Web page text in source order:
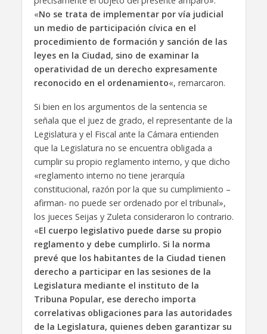
«No se trata de implementar por vía judicial
un medio de participación cívica en el
procedimiento de formación y sanción de las
leyes en la Ciudad, sino de examinar la
operatividad de un derecho expresamente
reconocido en el ordenamiento«, remarcaron.
Si bien en los argumentos de la sentencia se
señala que el juez de grado, el representante de la
Legislatura y el Fiscal ante la Cámara entienden
que la Legislatura no se encuentra obligada a
cumplir su propio reglamento interno, y que dicho
«reglamento interno no tiene jerarquía
constitucional, razón por la que su cumplimiento –
afirman- no puede ser ordenado por el tribunal»,
los jueces Seijas y Zuleta consideraron lo contrario.
«El cuerpo legislativo puede darse su propio
reglamento y debe cumplirlo. Si la norma
prevé que los habitantes de la Ciudad tienen
derecho a participar en las sesiones de la
Legislatura mediante el instituto de la
Tribuna Popular, ese derecho importa
correlativas obligaciones para las autoridades
de la Legislatura, quienes deben garantizar su